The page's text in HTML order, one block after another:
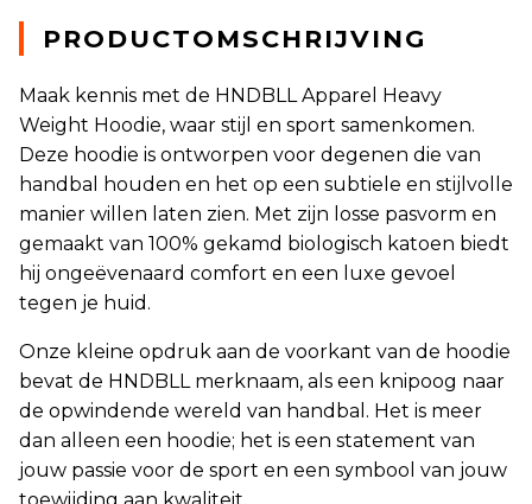
PRODUCTOMSCHRIJVING
Maak kennis met de HNDBLL Apparel Heavy
Weight Hoodie, waar stijl en sport samenkomen.
Deze hoodie is ontworpen voor degenen die van
handbal houden en het op een subtiele en stijlvolle
manier willen laten zien. Met zijn losse pasvorm en
gemaakt van 100% gekamd biologisch katoen biedt
hij ongeëvenaard comfort en een luxe gevoel
tegen je huid.
Onze kleine opdruk aan de voorkant van de hoodie
bevat de HNDBLL merknaam, als een knipoog naar
de opwindende wereld van handbal. Het is meer
dan alleen een hoodie; het is een statement van
jouw passie voor de sport en een symbool van jouw
toewijding aan kwaliteit.